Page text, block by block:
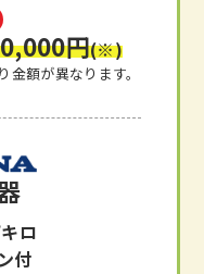
円(※)
額が異なります。
ロ
付